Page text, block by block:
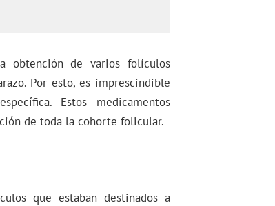
obtención de varios folículos
Por esto, es imprescindible
Estos medicamentos
de toda la cohorte folicular.
que estaban destinados a